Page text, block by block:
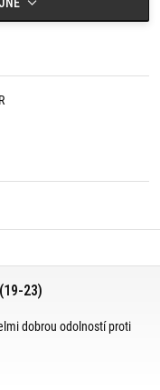
23)
dobrou odolností proti